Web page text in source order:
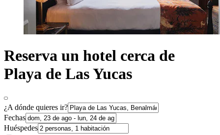
Reserva un hotel cerca de
Playa de Las Yucas
¿A dónde quieres ir?
Fechas
Huéspedes